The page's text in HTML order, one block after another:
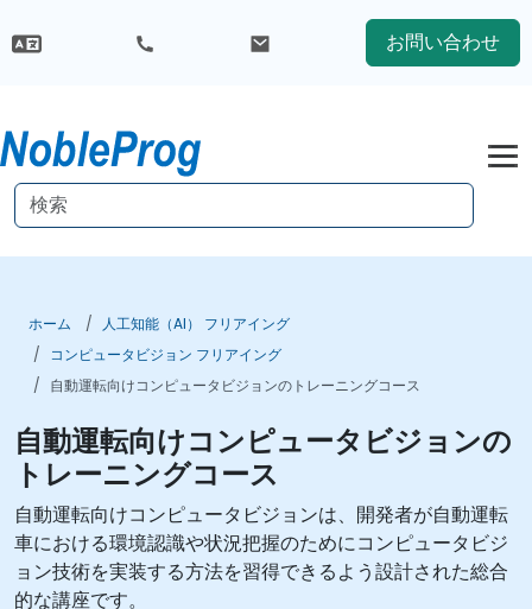
お問い合わせ
ホーム
人工知能（AI） フリアイング
コンピュータビジョン フリアイング
自動運転向けコンピュータビジョンのトレーニングコース
自動運転向けコンピュータビジョンの
トレーニングコース
自動運転向けコンピュータビジョンは、開発者が自動運転
車における環境認識や状況把握のためにコンピュータビジ
ョン技術を実装する方法を習得できるよう設計された総合
的な講座です。